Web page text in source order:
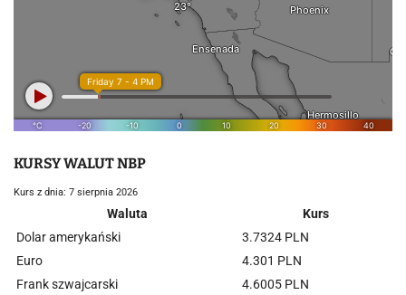
KURSY WALUT NBP
Kurs z dnia: 7 sierpnia 2026
Waluta
Kurs
Dolar amerykański
3.7324 PLN
Euro
4.301 PLN
Frank szwajcarski
4.6005 PLN